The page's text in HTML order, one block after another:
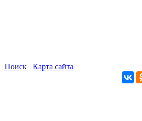
Поиск Карта сайта